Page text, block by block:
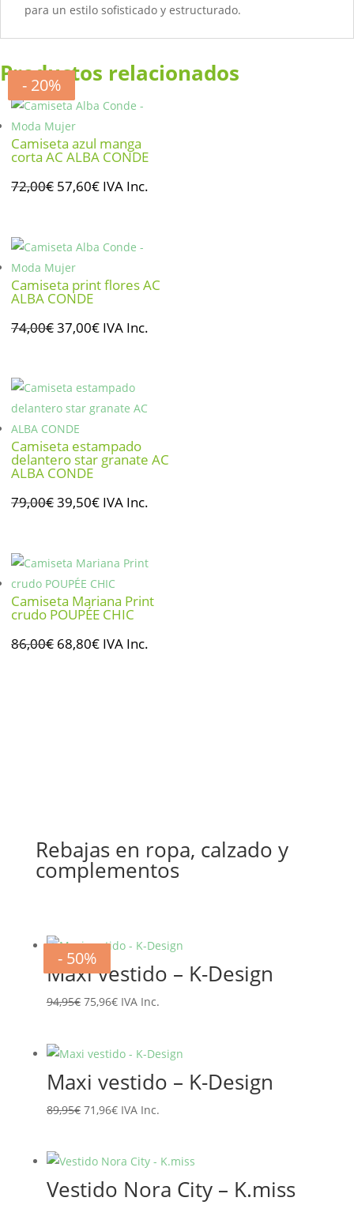
para un estilo sofisticado y estructurado.
Productos relacionados
- 20%
Camiseta azul manga
corta AC ALBA CONDE
72,00€ El
era:
72,00€.
57,60€El
es:
IVA Inc.
- 50%
Camiseta print flores AC
ALBA CONDE
74,00€ El
era:
74,00€.
37,00€El
es:
37,00€.
IVA Inc.
- 50%
Camiseta estampado
delantero star granate AC
ALBA CONDE
79,00€El
era:
79,00€.
39,50€El
es:
39,50€.
IVA Inc.
- 20%
Camiseta Mariana Print
crudo POUPÉE CHIC
86,00€ El
68,80€ElIVA Inc.
Rebajas en ropa, calzado y
complementos
- 20%
Maxi vestido – K-Design
94,95€ El
era:
94,95€.
75,96€El
es:
75,96€.
IVA Inc.
- 20%
Maxi vestido – K-Design
89,95€ El
era:
89,95€.
71,96€El
es:
71,96€.
IVA Inc.
- 20%
Vestido Nora City – K.miss
- 20%
- 20%
- 20%
- 50%
- 50%